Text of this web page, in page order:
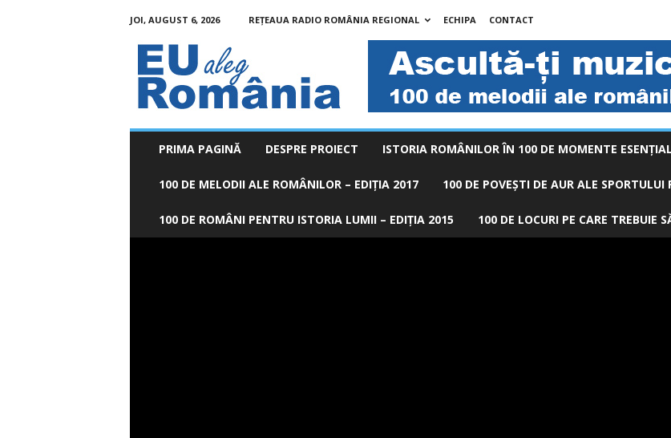
JOI, AUGUST 6, 2026 REȚEAUA RADIO ROMÂNIA REGIONAL ECHIPA
CONTACT
aleg
România
PRIMA PAGINĂ DESPRE PROIECT ISTORIA ROMÂNILOR ÎN 100 DE MOMENTE
100 DE MELODII ALE ROMÂNILOR – EDIȚIA 2017 100 DE POVEŞTI DE AUR ALE
100 DE ROMÂNI PENTRU ISTORIA LUMII – EDIȚIA 2015 100 DE LOCURI PE CARE TREBUIE